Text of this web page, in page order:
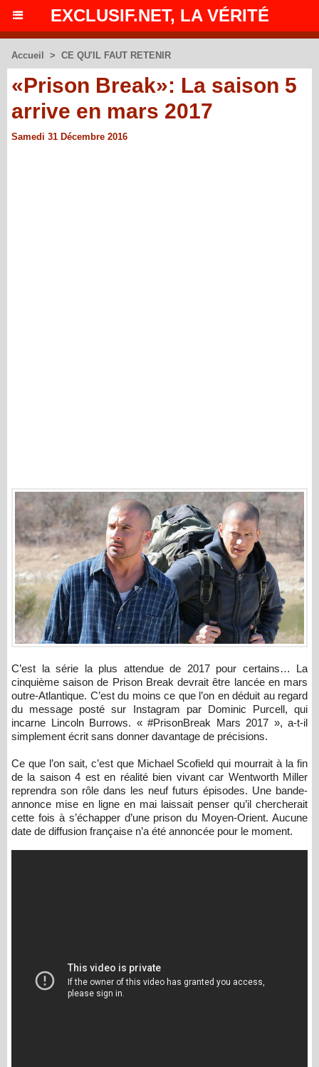
EXCLUSIF.NET, LA VÉRITÉ
Accueil > CE QU'IL FAUT RETENIR
«Prison Break»: La saison 5
arrive en mars 2017
Samedi 31 Décembre 2016
C’est la série la plus attendue de 2017 pour certains… La
cinquième saison de Prison Break devrait être lancée en mars
outre-Atlantique. C’est du moins ce que l’on en déduit au regard
du message posté sur Instagram par Dominic Purcell, qui
incarne Lincoln Burrows. « #PrisonBreak Mars 2017 », a-t-il
simplement écrit sans donner davantage de précisions.
Ce que l’on sait, c’est que Michael Scofield qui mourrait à la fin
de la saison 4 est en réalité bien vivant car Wentworth Miller
reprendra son rôle dans les neuf futurs épisodes. Une bande-
annonce mise en ligne en mai laissait penser qu’il chercherait
cette fois à s’échapper d’une prison du Moyen-Orient. Aucune
date de diffusion française n’a été annoncée pour le moment.